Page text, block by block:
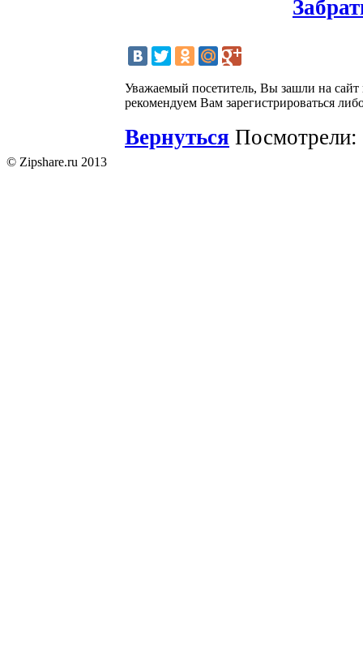
Уважаемый посетитель, Вы зашли на
рекомендуем Вам зарегистрироваться
Вернуться Посмотрели:
© Zipshare.ru 2013